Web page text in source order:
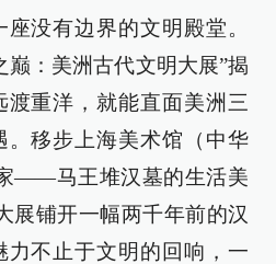
没有边界的文明殿堂。
巅：美洲古代文明大展”揭
重洋，就能直面美洲三
。移步上海美术馆（中华
——马王堆汉墓的生活美
展铺开一幅两千年前的汉
不止于文明的回响，一